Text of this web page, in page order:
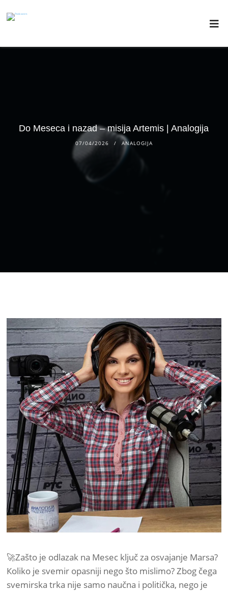
Do Meseca i nazad – misija Artemis | Analogija
07/04/2026 ANALOGIJA
🚀Zašto je odlazak na Mesec ključ za osvajanje Marsa?
Кoliko je svemir opasniji nego što mislimo? Zbog čega
svemirska trka nije samo naučna i politička, nego je